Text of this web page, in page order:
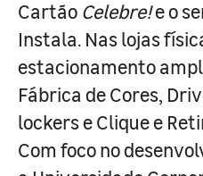
Cartão Celebre!e o
Instala. Nas lojas
estacionamento
Fábrica de Cores,
lockers e Clique e
Com foco no